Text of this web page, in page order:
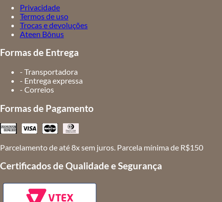
Privacidade
Termos de uso
Trocas e devoluções
Ateen Bônus
Formas de Entrega
- Transportadora
- Entrega expressa
- Correios
Formas de Pagamento
Parcelamento de até 8x sem juros. Parcela mínima de R$150
Certificados de Qualidade e Segurança